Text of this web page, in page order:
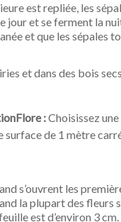
est repliée, les
jour et se ferment la
et que les sépales
et dans des bois
:Choisissez
surface de 1 mètre
s’ouvrent les
la plupart des fleurs
est d’environ 3 cm.